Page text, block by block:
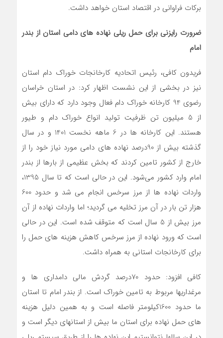
برکات فراوانی در اقتصاد استان خواهد داشت.
ضرورت رایزنی برای حمل ریلی نهاده های دامی استان از بندر
امام
فریدون کافی، رئیس اتحادیه کارخانجات خوراک دام استان
نیز در بخشی از این نشست اظهار کرد: در استان خراسان
رضوی 94 کارخانه خوراک دام فعال وجود دارد که دارای بیش
از 5 میلیون تن ظرفیت تولید انواع خوراک دام و طیور
هستند. این کارخانه ها در 6 ماهه نخست 1401 و در سال
گذشته بیش از 90درصد نهاده های دامی مورد نیاز خود را از
خارج از کشور تامین کردند که بخش عظیمی از بارها از بندر
امام وارد کشور می‌شود. این در حالی است که تا سال 1395،
واردات نهاده ها از مرز سرخس انجام می شد و حدود 600
هزار تن بار در آن مرز تخلیه می گردید؛ اما واردات نهاده از آن
مرز بیش از 5 سال است که متوقف شده است. این در حالی
است که ورود نهاده از مرز سرخس کاهش هزینه های حمل را
برای کارخانجات استانی به همراه داشت.
کافی افزود: حدود 70درصد گردش مالی دامداری ها و
مرغداریها مربوط به تامین خوراک است. از بندر امام تا استان
ما حدود 1600کیلومتر فاصله است و به همین دلیل هزینه
های حمل نهاده برای استان ما بیش از استانهای دیگر است و